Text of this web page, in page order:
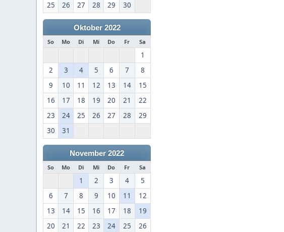
25
26 27 28 29 30
Oktober 2022
So Mo Di Mi Do Fr Sa
1
2
3 4 5 6 7
8
9
10 11 12 13 14
15
16
17 18 19 20 21
22
23
24 25 26 27 28
29
30
31
November 2022
So Mo Di Mi Do Fr Sa
1 2 3 4
5
6
7 8 9 10 11
12
13
14 15 16 17 18
19
20
21 22 23 24 25 26